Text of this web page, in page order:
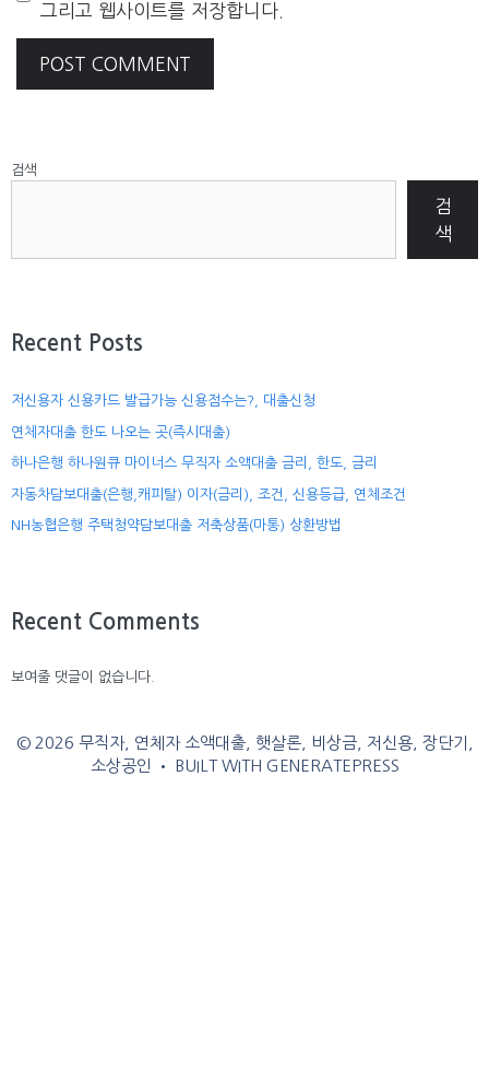
그리고 웹사이트를 저장합니다.
검색
검
색
Recent Posts
저신용자 신용카드 발급가능 신용점수는?, 대출신청
연체자대출 한도 나오는 곳(즉시대출)
하나은행 하나원큐 마이너스 무직자 소액대출 금리, 한도, 금리
자동차담보대출(은행,캐피탈) 이자(금리), 조건, 신용등급, 연체조건
NH농협은행 주택청약담보대출 저축상품(마통) 상환방법
Recent Comments
보여줄 댓글이 없습니다.
© 2026 무직자, 연체자 소액대출, 햇살론, 비상금, 저신용, 장단기,
소상공인 • BUILT WITH GENERATEPRESS